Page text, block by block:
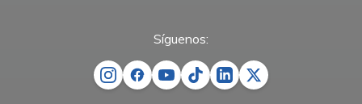
Síguenos: